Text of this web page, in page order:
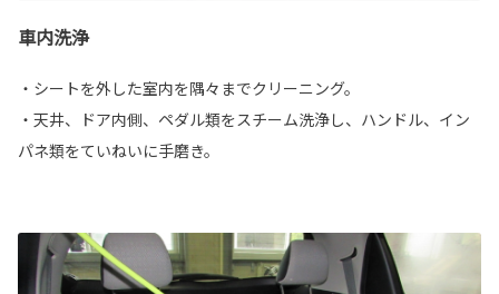
車内洗浄
・シートを外した室内を隅々までクリーニング。
・天井、ドア内側、ペダル類をスチーム洗浄し、ハンドル、イン
パネ類をていねいに手磨き。